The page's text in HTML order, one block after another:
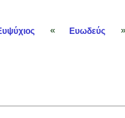
« Ευωδεύς »